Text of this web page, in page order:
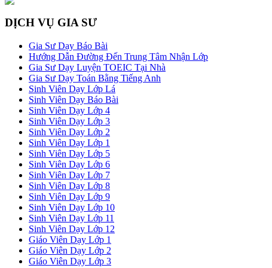
DỊCH VỤ GIA SƯ
Gia Sư Dạy Báo Bài
Hướng Dẫn Đường Đến Trung Tâm Nhận Lớp
Gia Sư Dạy Luyện TOEIC Tại Nhà
Gia Sư Dạy Toán Bằng Tiếng Anh
Sinh Viên Dạy Lớp Lá
Sinh Viên Dạy Báo Bài
Sinh Viên Dạy Lớp 4
Sinh Viên Dạy Lớp 3
Sinh Viên Dạy Lớp 2
Sinh Viên Dạy Lớp 1
Sinh Viên Dạy Lớp 5
Sinh Viên Dạy Lớp 6
Sinh Viên Dạy Lớp 7
Sinh Viên Dạy Lớp 8
Sinh Viên Dạy Lớp 9
Sinh Viên Dạy Lớp 10
Sinh Viên Dạy Lớp 11
Sinh Viên Dạy Lớp 12
Giáo Viên Dạy Lớp 1
Giáo Viên Dạy Lớp 2
Giáo Viên Dạy Lớp 3